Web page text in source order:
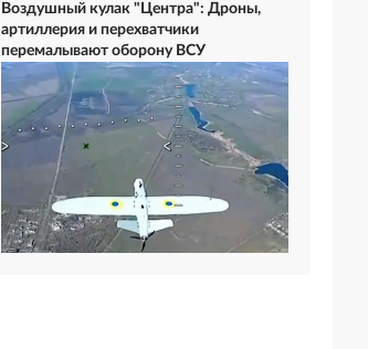
Воздушный кулак "Центра": Дроны,
артиллерия и перехватчики
перемалывают оборону ВСУ